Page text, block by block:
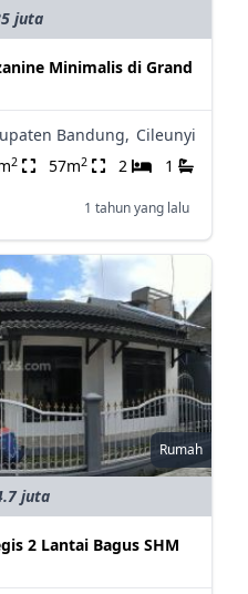
juta
Minimalis di Grand
Bandung, Cileunyi
2 57m2 2 1
1 tahun yang lalu
Rumah
juta
2 Lantai Bagus SHM